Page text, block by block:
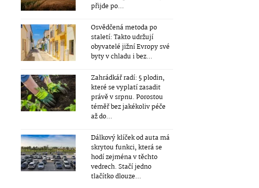
přijde po...
Osvědčená metoda po
staletí: Takto udržují
obyvatelé jižní Evropy své
byty v chladu i bez...
Zahrádkář radí: 5 plodin,
které se vyplatí zasadit
právě v srpnu. Porostou
téměř bez jakékoliv péče
až do...
Dálkový klíček od auta má
skrytou funkci, která se
hodí zejména v těchto
vedrech. Stačí jedno
tlačítko dlouze...